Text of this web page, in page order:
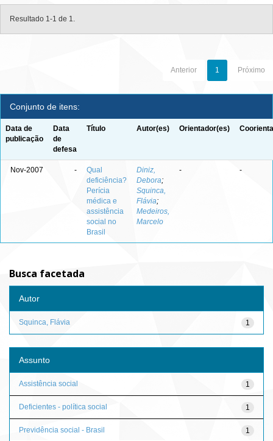
Resultado 1-1 de 1.
Anterior 1 Próximo
Conjunto de itens:
Data de
publicação
Data
de
defesa
Título Autor(es) Orientador(es)
Nov-2007 -
Qual
deficiência?
Perícia
médica e
assistência
social no
Brasil
Diniz,
Debora;
Squinca,
Flávia;
Medeiros,
Marcelo
- -
Busca facetada
Autor
1
Squinca, Flávia
Assunto
1
Assistência social
1
Deficientes - política social
1
Previdência social - Brasil